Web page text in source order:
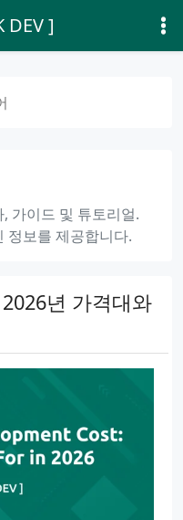
DEV ]
가이드 및 튜토리얼.
정보를 제공합니다.
년 가격대와